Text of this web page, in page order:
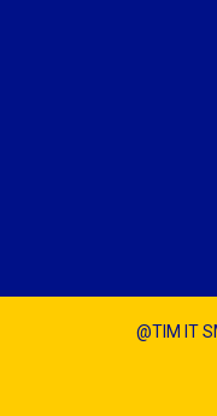
@TIM IT